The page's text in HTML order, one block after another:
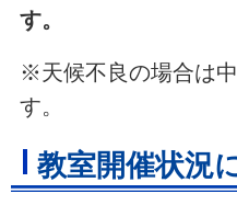
す。
※天候不良の場合は
す。
教室開催状況